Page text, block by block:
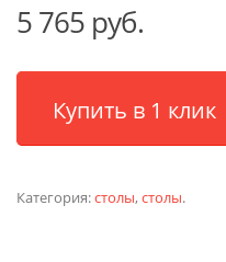
5 765 руб.
Купить в 1 клик
Категория:столы,столы.